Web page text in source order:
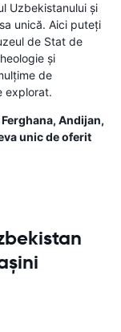
Uzbekistanului și
unică. Aici puteți
de Stat de
și
de
explorat.
Andijan,
unic de oferit